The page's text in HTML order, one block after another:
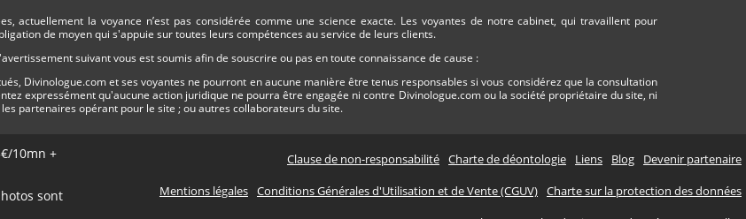
actuellement la voyance n’est pas considérée comme une science exacte. Les voyantes de notre cabinet, qui travaillent pour
de moyen qui s'appuie sur toutes leurs compétences au service de leurs clients.
suivant vous est soumis afin de souscrire ou pas en toute connaissance de cause :
Divinologue.com et ses voyantes ne pourront en aucune manière être tenus responsables si vous considérez que la consultation
expressément qu'aucune action juridique ne pourra être engagée ni contre Divinologue.com ou la société propriétaire du site, ni
partenaires opérant pour le site ; ou autres collaborateurs du site.
10mn +
sont
Devenir partenaire
Blog
Liens
Charte de déontologie
Clause de non-responsabilité
Charte sur la protection des données
Conditions Générales d'Utilisation et de Vente (CGUV)
Mentions légales